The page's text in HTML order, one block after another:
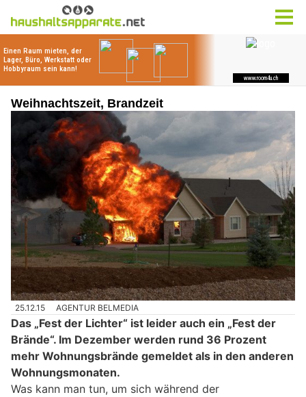
Weihnachtszeit, Brandzeit
25.12.15 AGENTUR BELMEDIA
Das „Fest der Lichter“ ist leider auch ein „Fest der
Brände“. Im Dezember werden rund 36 Prozent
mehr Wohnungsbrände gemeldet als in den anderen
Wohnungsmonaten.
Was kann man tun, um sich während der